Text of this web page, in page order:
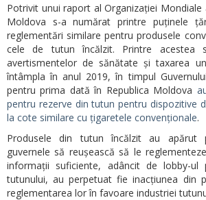
Potrivit unui raport al Organizației Mondiale
Moldova s-a numărat printre puținele
reglementări similare pentru produsele
cele de tutun încălzit. Printre acestea
avertismentelor de sănătate și taxarea
întâmpla în anul 2019, în timpul
pentru prima dată în Republica Moldova
pentru rezerve din tutun pentru dispozitive
la cote similare cu țigaretele convenționale.
Produsele din tutun încălzit au apărut
guvernele să reușească să le
informații suficiente, adâncit de lobby-ul
tutunului, au perpetuat fie inacțiunea din
reglementarea lor în favoare industriei